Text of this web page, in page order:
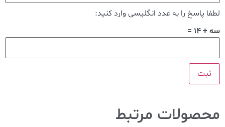
لطفا پاسخ را به عدد انگلیسی وارد کنید:
سه + 14 =
محصولات مرتبط